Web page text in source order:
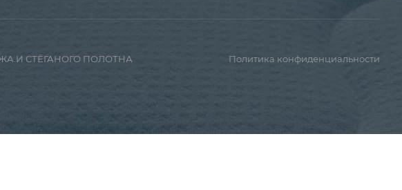
И СТЁГАНОГО ПОЛОТНА Политика конфиденциальности